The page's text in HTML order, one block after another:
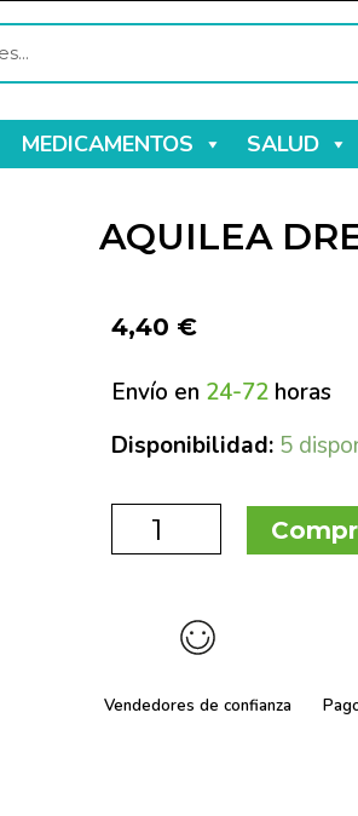
MEDICAMENTOS SALUD
AQUILEA
4,40 €
Envío en 24-72 horas
Disponibilidad: 5
Vendedores de confianza